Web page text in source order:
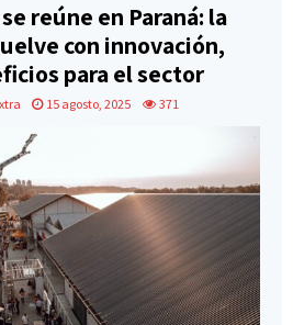
reúne en Paraná: la
con innovación,
para el sector
15 agosto, 2025 371